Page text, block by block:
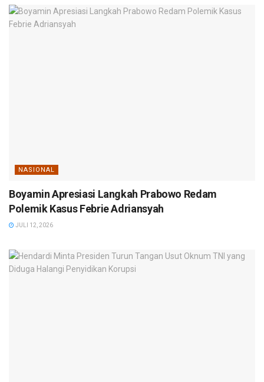
NASIONAL
Boyamin Apresiasi Langkah Prabowo Redam
Polemik Kasus Febrie Adriansyah
JULI 12, 2026